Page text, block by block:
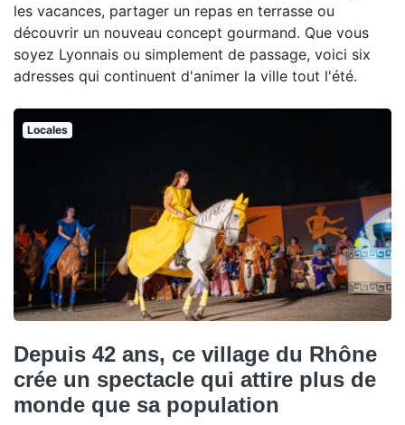
les vacances, partager un repas en terrasse ou
découvrir un nouveau concept gourmand. Que vous
soyez Lyonnais ou simplement de passage, voici six
adresses qui continuent d'animer la ville tout l'été.
Locales
Depuis 42 ans, ce village du Rhône
crée un spectacle qui attire plus de
monde que sa population